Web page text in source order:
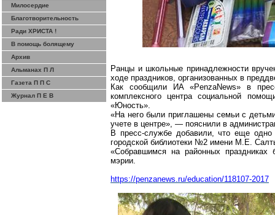
Милосердие
Благотворительность
Ради ХРИСТА !
В помощь болящему
Архив
Альманах П Л
Газета П П С
Журнал П Е В
Ранцы и школьные принадлежности
ходе праздников, организованных в
Как сообщили ИА «PenzaNews» в
комплексного центра социальной
«Юность».
«На него были приглашены семьи с
учете в центре», — пояснили в
В пресс-службе добавили, что еще одно
городской библиотеки №2 имени М.Е.
«Собравшимся на районных праздниках
мэрии.
https://penzanews.ru/education/118107-2017